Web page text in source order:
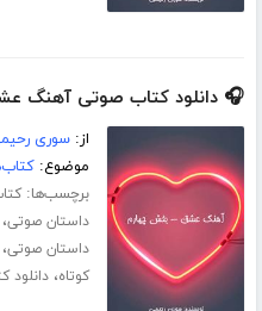
🎧 دانلود کتاب صوتی آهنگ
از:سوری
موضوع:
برچسب‌ها:
داستان صوتی
داستان صوتی
کوتاه،دانلود